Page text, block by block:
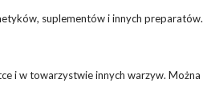
suplementów i innych preparatów.
i w towarzystwie innych warzyw. Można